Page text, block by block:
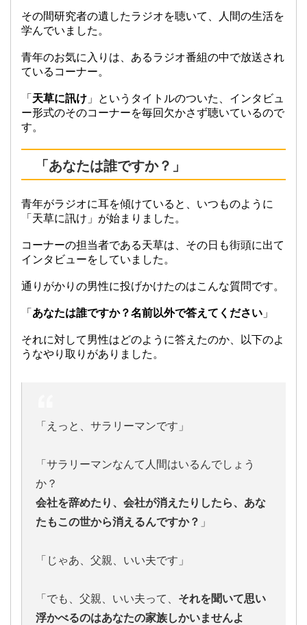
その間研究者の遺したラジオを聴いて、人間の生活を
学んでいました。
青年のお気に入りは、あるラジオ番組の中で放送され
ているコーナー。
「 天草に訊け 」というタイトルのついた、インタビュ
ー形式のそのコーナーを毎回欠かさず聴いているので
す。
「あなたは誰ですか？」
青年がラジオに耳を傾けていると、いつものように
「天草に訊け」が始まりました。
コーナーの担当者である天草は、その日も街頭に出て
インタビューをしていました。
通りがかりの男性に投げかけたのはこんな質問です。
「 あなたは誰ですか？名前以外で答えてください 」
それに対して男性はどのように答えたのか、以下のよ
うなやり取りがありました。
「えっと、サラリーマンです」
「サラリーマンなんて人間はいるんでしょう
か？
会社を辞めたり、会社が消えたりしたら、あな
たもこの世から消えるんですか？ 」
「じゃあ、父親、いい夫です」
「でも、父親、いい夫って、 それを聞いて思い
浮かべるのはあなたの家族しかいませんよ